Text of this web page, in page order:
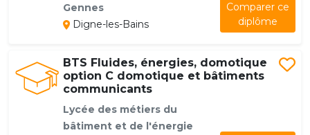
Gennes
Digne-les-Bains
Comparer ce
diplôme
BTS Fluides, énergies, domotique
option C domotique et bâtiments
communicants
Lycée des métiers du
bâtiment et de l'énergie